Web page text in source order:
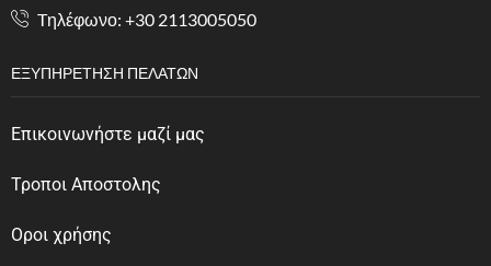
Tηλέφωνο: +30 2113005050
ΕΞΥΠΗΡΈΤΗΣΗ ΠΕΛΑΤΏΝ
Επικοινωνήστε μαζί μας
Τροποι Αποστολης
Οροι χρήσης